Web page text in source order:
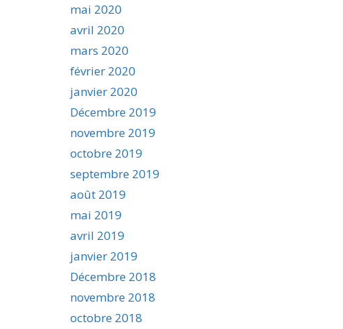
mai 2020
avril 2020
mars 2020
février 2020
janvier 2020
Décembre 2019
novembre 2019
octobre 2019
septembre 2019
août 2019
mai 2019
avril 2019
janvier 2019
Décembre 2018
novembre 2018
octobre 2018